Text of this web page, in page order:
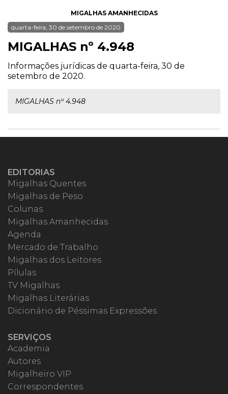
MIGALHAS AMANHECIDAS
quarta-feira, 30 de setembro de 2020
MIGALHAS nº 4.948
Informações jurídicas de quarta-feira, 30 de
setembro de 2020.
MIGALHAS nº 4.948
EDITORIAS
Migalhas Quentes
Migalhas de Peso
Colunas
Migalhas Amanhecidas
Agenda
Mercado de Trabalho
Migalhas dos Leitores
Pílulas
TV Migalhas
Migalhas Literárias
Dicionário de Péssimas Expressões
SERVIÇOS
Academia
Autores
Migalheiro VIP
Correspondentes